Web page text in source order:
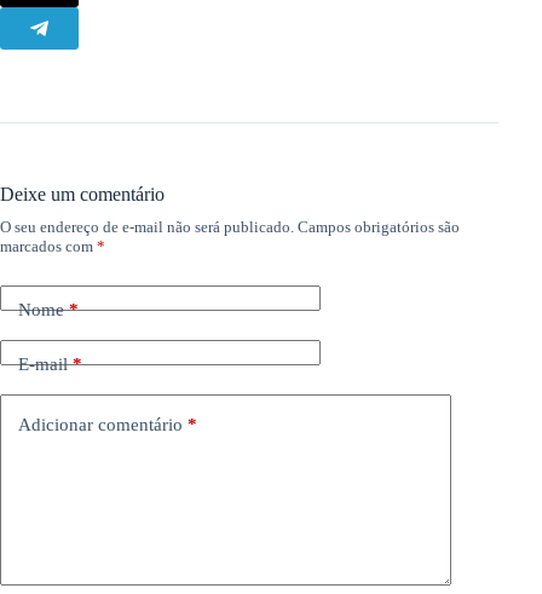
Deixe um comentário
O seu endereço de e-mail não será publicado. Campos obrigatórios são
marcados com *
Nome*
E-mail*
Adicionar comentário *